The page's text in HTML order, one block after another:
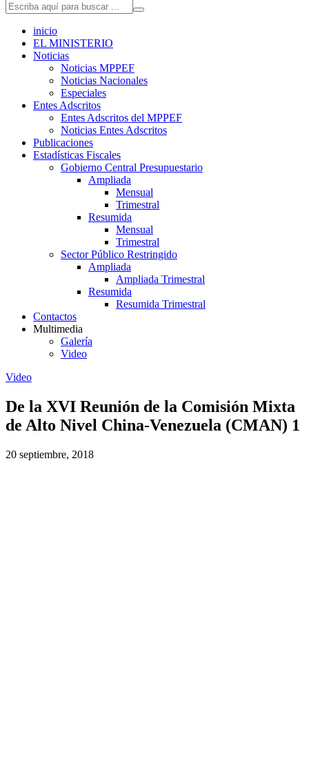
inicio
EL MINISTERIO
Noticias
Noticias MPPEF
Noticias Nacionales
Especiales
Entes Adscritos
Entes Adscritos del MPPEF
Noticias Entes Adscritos
Publicaciones
Estadísticas Fiscales
Gobierno Central Presupuestario
Ampliada
Mensual
Trimestral
Resumida
Mensual
Trimestral
Sector Público Restringido
Ampliada
Ampliada Trimestral
Resumida
Resumida Trimestral
Contactos
Multimedia
Galería
Video
Video
De la XVI Reunión de la Comisión Mixta
de Alto Nivel China-Venezuela (CMAN) 1
20 septiembre, 2018